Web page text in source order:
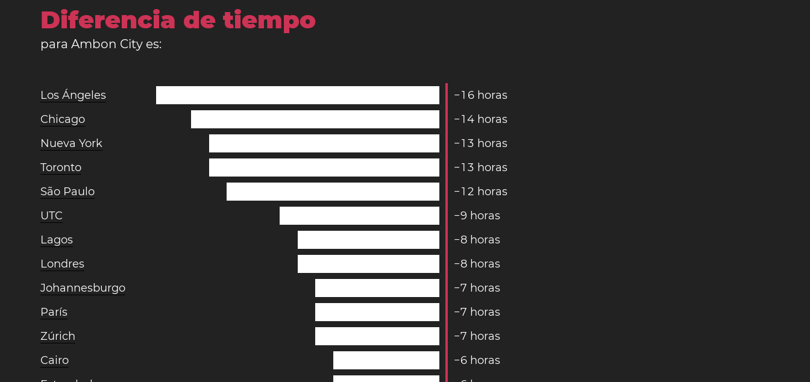
Diferencia de tiempo
para Ambon City es:
Los Ángeles −1 6 horas
Chicago
−14 horas
Nueva York
−1 3 horas
Toronto
−1 3 horas
São Paulo
−1 2 horas
UTC
−9 horas
Lagos
−8 horas
Londres
−8 horas
Johannesburgo
−7 horas
París
−7 horas
Zúrich
−7 horas
Cairo
−6 horas